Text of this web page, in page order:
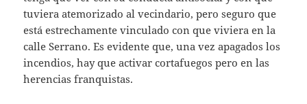
tuviera atemorizado al vecindario, pero seguro que
está estrechamente vinculado con que viviera en la
calle Serrano. Es evidente que, una vez apagados los
incendios, hay que activar cortafuegos pero en las
herencias franquistas.